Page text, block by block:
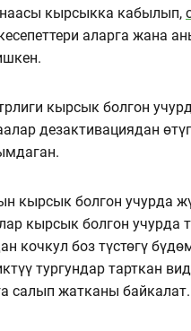
кырсыкка кабылып,
аларга жана
кырсык болгон
дезактивациядан
кырсык болгон учурда
кырсык болгон учурда
кочкул боз түстөгү
тургундар тарткан
салып жатканы байкалат.